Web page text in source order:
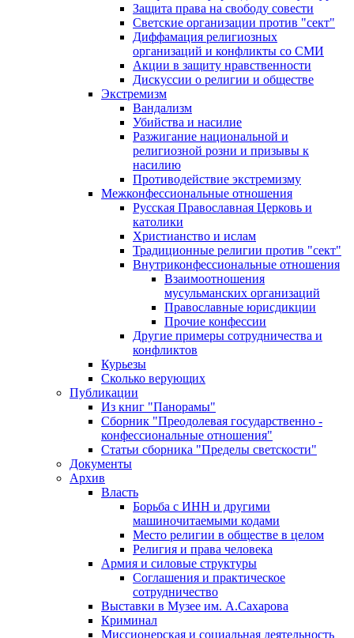
Защита права на свободу совести
Светские организации против "сект"
Диффамация религиозных
организаций и конфликты со СМИ
Акции в защиту нравственности
Дискуссии о религии и обществе
Экстремизм
Вандализм
Убийства и насилие
Разжигание национальной и
религиозной розни и призывы к
насилию
Противодействие экстремизму
Межконфессиональные отношения
Русская Православная Церковь и
католики
Христианство и ислам
Традиционные религии против "сект"
Внутриконфессиональные отношения
Взаимоотношения
мусульманских организаций
Православные юрисдикции
Прочие конфессии
Другие примеры сотрудничества и
конфликтов
Курьезы
Сколько верующих
Публикации
Из книг "Панорамы"
Сборник "Преодолевая государственно -
конфессиональные отношения"
Статьи сборника "Пределы светскости"
Документы
Архив
Власть
Борьба с ИНН и другими
машиночитаемыми кодами
Место религии в обществе в целом
Религия и права человека
Армия и силовые структуры
Соглашения и практическое
сотрудничество
Выставки в Музее им. А.Сахарова
Криминал
Миссионерская и социальная деятельность